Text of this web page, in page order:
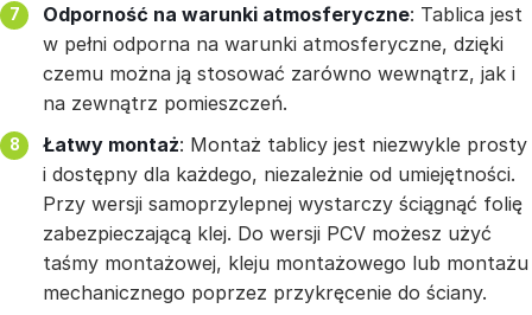
Odporność na warunki atmosferyczne: Tablica jest
w pełni odporna na warunki atmosferyczne, dzięki
czemu można ją stosować zarówno wewnątrz, jak i
na zewnątrz pomieszczeń.
Łatwy montaż: Montaż tablicy jest niezwykle prosty
i dostępny dla każdego, niezależnie od umiejętności.
Przy wersji samoprzylepnej wystarczy ściągnąć folię
zabezpieczającą klej. Do wersji PCV możesz użyć
taśmy montażowej, kleju montażowego lub montażu
mechanicznego poprzez przykręcenie do ściany.